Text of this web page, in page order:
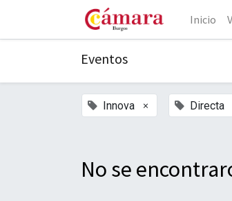
Inicio
Eventos
Innova × Directa
No se